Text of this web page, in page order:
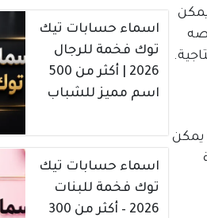
اسماء حسابات تيك
توك فخمة للرجال
2026 | أكثر من 500
اسم مميز للشباب
اسماء حسابات تيك
توك فخمة للبنات
2026 – أكثر من 300
إذا كنت بحاجة إلى تحفيز إضافي لبناء عادات جديدة وترك العادات القديمة المزعجة، فإن تطبيق Habitica يمكن